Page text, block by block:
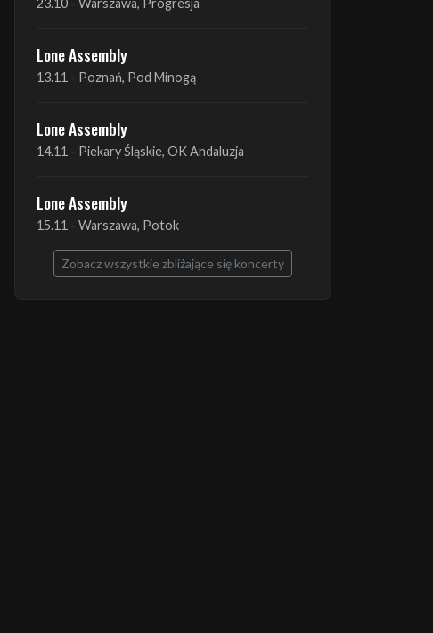
13.11 - Poznań, Pod Minogą
Lone Assembly
14.11 - Piekary Śląskie, OK Andaluzja
Lone Assembly
15.11 - Warszawa, Potok
Zobacz wszystkie zbliżające się koncerty